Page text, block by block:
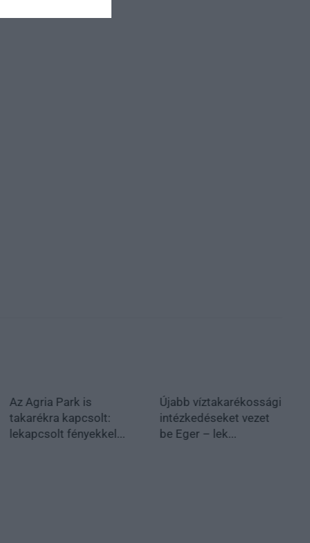
Az Agria Park is
takarékra kapcsolt:
lekapcsolt fényekkel...
Újabb víztakarékossági
intézkedéseket vezet
be Eger – lek...